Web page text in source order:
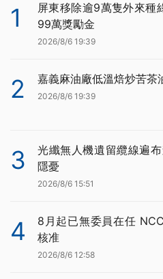
1
屏東移除逾9萬隻外來種
99萬獎勵金
2026/8/6 19:39
2 嘉義麻油廠低溫焙炒苦茶
2026/8/6 19:39
3
光纖無人機遺留纜線遍
隱憂
2026/8/6 15:51
4
8月起已無委員在任
核准
2026/8/6 12:58